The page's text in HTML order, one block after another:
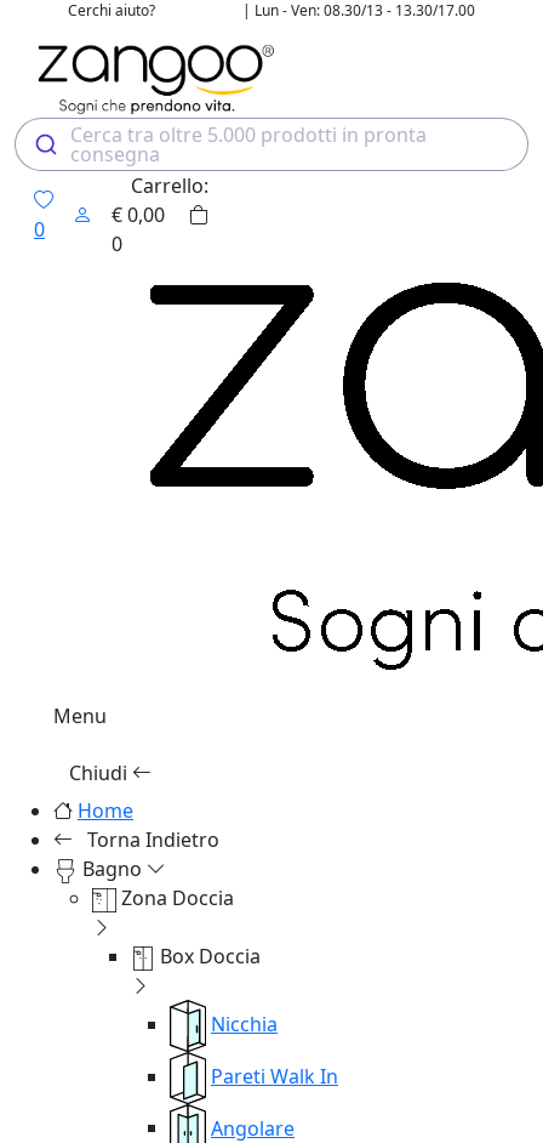
Cerchi aiuto? | Lun - Ven: 08.30/13 - 13.30/17.00
Cerca tra oltre 5.000 prodotti in pronta
consegna
0
Carrello:
€0,00
0
Menu
Chiudi
Home
Torna Indietro
Bagno
Zona Doccia
Box Doccia
Nicchia
Pareti Walk In
Angolare